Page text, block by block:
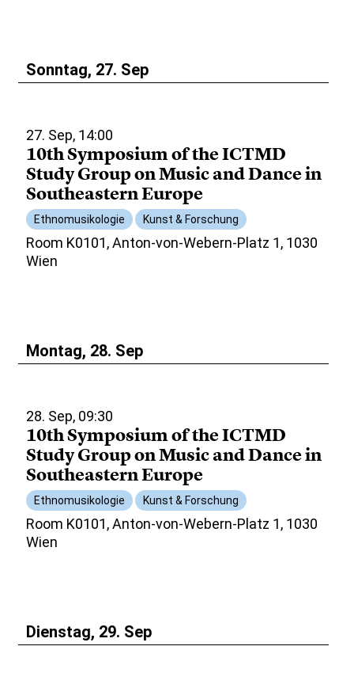
Sonntag, 27. Sep
27. Sep, 14:00
10th Symposium of the ICTMD
Study Group on Music and Dance in
Southeastern Europe
Ethnomusikologie Kunst & Forschung
Room K0101, Anton-von-Webern-Platz 1, 1030
Wien
Montag, 28. Sep
28. Sep, 09:30
10th Symposium of the ICTMD
Study Group on Music and Dance in
Southeastern Europe
Ethnomusikologie Kunst & Forschung
Room K0101, Anton-von-Webern-Platz 1, 1030
Wien
Dienstag, 29. Sep